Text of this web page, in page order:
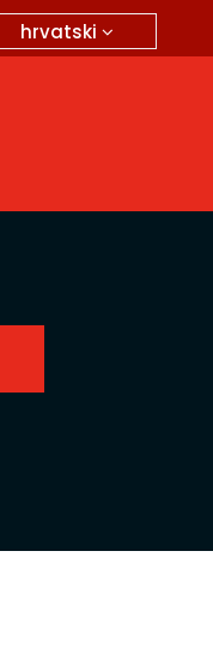
hrvatski